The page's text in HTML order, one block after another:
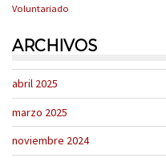
Voluntariado
ARCHIVOS
abril 2025
marzo 2025
noviembre 2024